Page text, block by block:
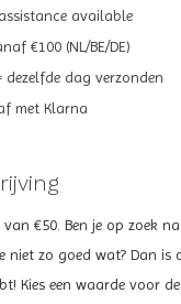
available
€100 (NL/BE/DE)
dag verzonden
met Klarna
€50. Ben je op zoek
niet zo goed wat? Dan is
Kies een waarde voor